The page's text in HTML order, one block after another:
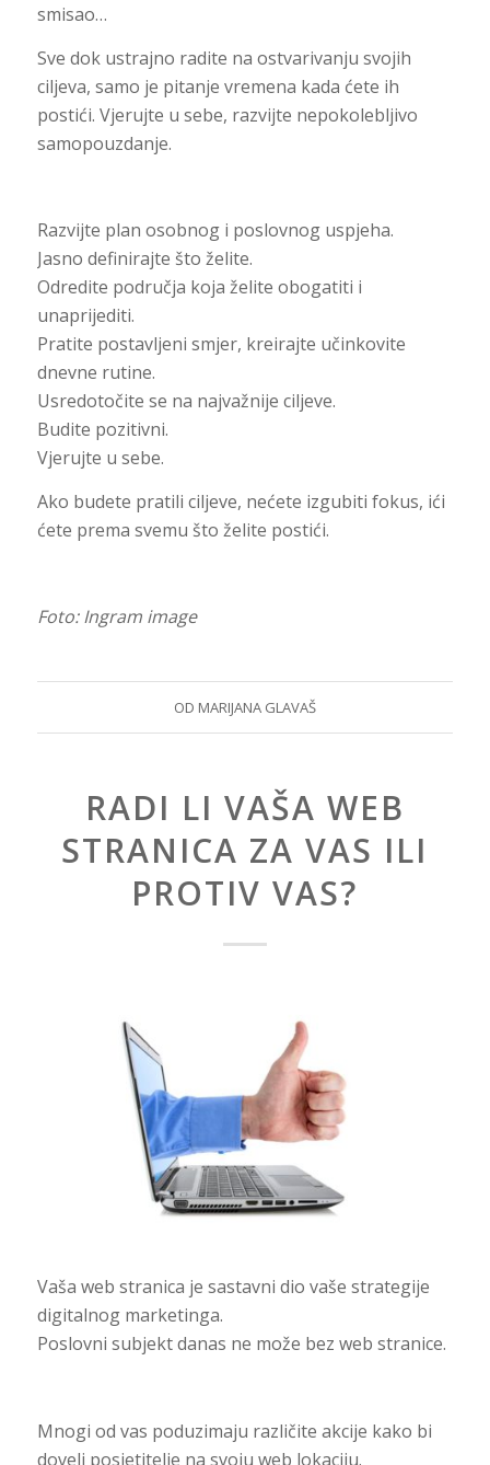
smisao…
Sve dok ustrajno radite na ostvarivanju svojih
ciljeva, samo je pitanje vremena kada ćete ih
postići. Vjerujte u sebe, razvijte nepokolebljivo
samopouzdanje.
Razvijte plan osobnog i poslovnog uspjeha.
Jasno definirajte što želite.
Odredite područja koja želite obogatiti i
unaprijediti.
Pratite postavljeni smjer, kreirajte učinkovite
dnevne rutine.
Usredotočite se na najvažnije ciljeve.
Budite pozitivni.
Vjerujte u sebe.
Ako budete pratili ciljeve, nećete izgubiti fokus, ići
ćete prema svemu što želite postići.
Foto: Ingram image
OD MARIJANA GLAVAŠ
RADI LI VAŠA WEB
STRANICA ZA VAS ILI
PROTIV VAS?
Vaša web stranica je sastavni dio vaše strategije
digitalnog marketinga.
Poslovni subjekt danas ne može bez web stranice.
Mnogi od vas poduzimaju različite akcije kako bi
doveli posjetitelje na svoju web lokaciju.